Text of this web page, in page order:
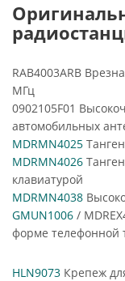
RAB4003ARB
МГц
0902105F01
автомобильных
MDRMN4025
MDRMN4026
клавиатурой
MDRMN4038
GMUN1006 /
форме телефонной
HLN9073 Крепеж